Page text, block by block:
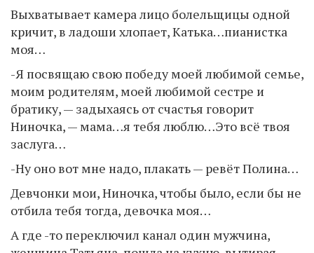
Выхватывает камера лицо болельщицы одной
кричит, в ладоши хлопает, Катька…пианистка
моя…
-Я посвящаю свою победу моей любимой семье,
моим родителям, моей любимой сестре и
братику, — задыхаясь от счастья говорит
Ниночка, — мама…я тебя люблю…Это всё твоя
заслуга…
-Ну оно вот мне надо, плакать — ревёт Полина…
Девчонки мои, Ниночка, чтобы было, если бы не
отбила тебя тогда, девочка моя…
А где -то переключил канал один мужчина,